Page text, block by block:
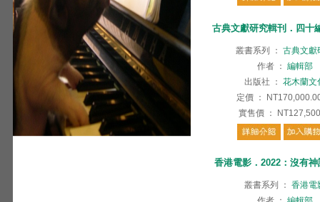
古典文獻研究輯刊．四十
叢書系列 ： 古典文獻
作者 ： 編輯部
出版社
： 花木蘭文
定價 ：
實售價 ： NT127,500
香港電影．2022：沒有
叢書系列 ： 香港電